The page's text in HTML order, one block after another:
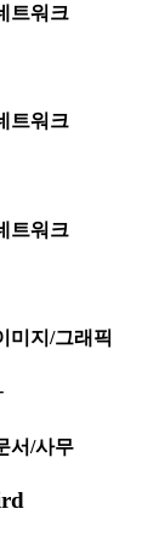
트워크
트워크
트워크
미지/그래픽
서/사무